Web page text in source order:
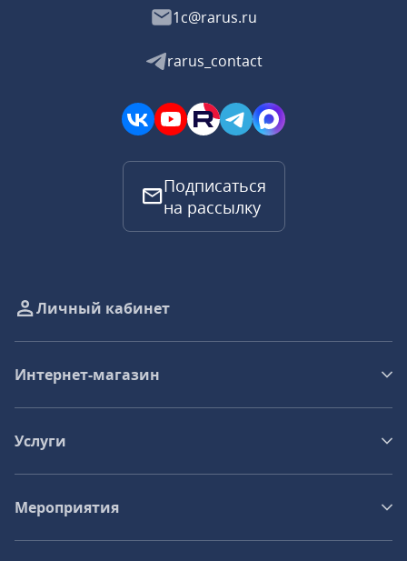
1c@rarus.ru
rarus_contact
Подписаться
на рассылку
Личный кабинет
Интернет-магазин
Услуги
Мероприятия